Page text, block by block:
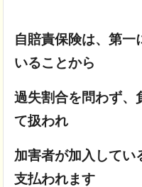
自賠責保険は、第一
いることから
過失割合を問わず、
て扱われ
加害者が加入してい
支払われます